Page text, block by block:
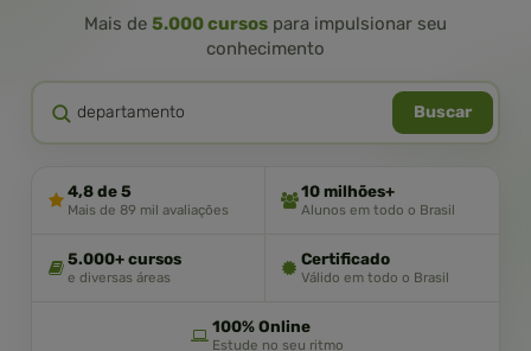
Mais de 5.000 cursos para impulsionar seu
conhecimento
Buscar
4,8 de 5
Mais de 89 mil avaliações
10 milhões+
Alunos em todo o Brasil
5.000+ cursos
e diversas áreas
Certificado
Válido em todo o Brasil
100% Online
Estude no seu ritmo